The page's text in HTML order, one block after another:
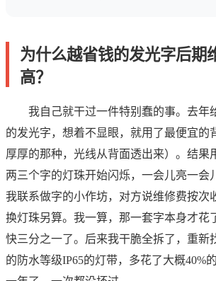
为什么越省钱的发光字后期
高？
我自己就干过一件特别蠢的事。去年
的发光字，想着不显眼，就用了最便宜的
厚厚的那种，光线从背面透出来）。结果
两三个字的灯珠开始闪烁，一会儿亮一会
我联系做字的小作坊，对方说维修费按次
换灯珠另算。我一算，那一套字本身才花
快三分之一了。后来我干脆全拆了，重新
的防水等级IP65的灯带，多花了大概40%